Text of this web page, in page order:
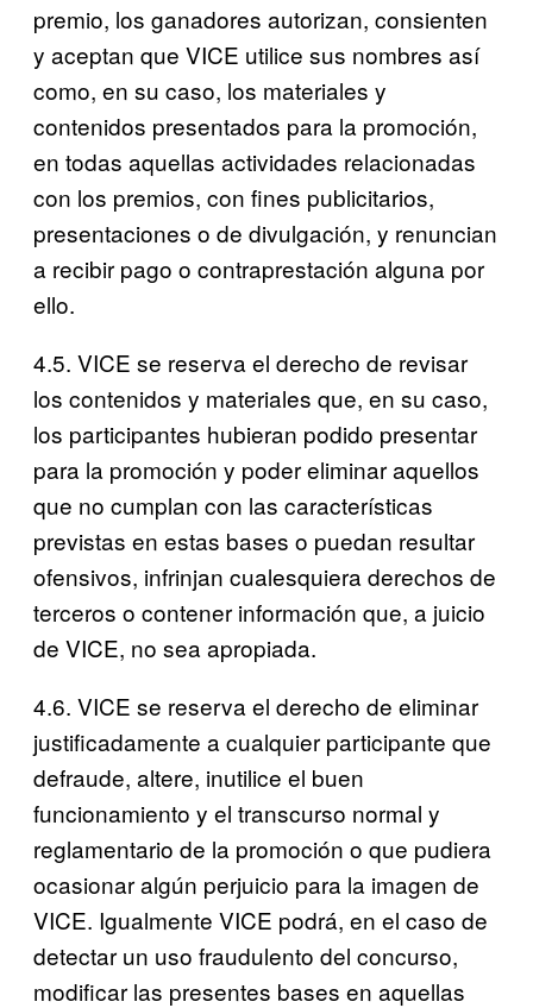
premio, los ganadores autorizan, consienten
y aceptan que VICE utilice sus nombres así
como, en su caso, los materiales y
contenidos presentados para la promoción,
en todas aquellas actividades relacionadas
con los premios, con fines publicitarios,
presentaciones o de divulgación, y renuncian
a recibir pago o contraprestación alguna por
ello.
4.5. VICE se reserva el derecho de revisar
los contenidos y materiales que, en su caso,
los participantes hubieran podido presentar
para la promoción y poder eliminar aquellos
que no cumplan con las características
previstas en estas bases o puedan resultar
ofensivos, infrinjan cualesquiera derechos de
terceros o contener información que, a juicio
de VICE, no sea apropiada.
4.6. VICE se reserva el derecho de eliminar
justificadamente a cualquier participante que
defraude, altere, inutilice el buen
funcionamiento y el transcurso normal y
reglamentario de la promoción o que pudiera
ocasionar algún perjuicio para la imagen de
VICE. Igualmente VICE podrá, en el caso de
detectar un uso fraudulento del concurso,
modificar las presentes bases en aquellas